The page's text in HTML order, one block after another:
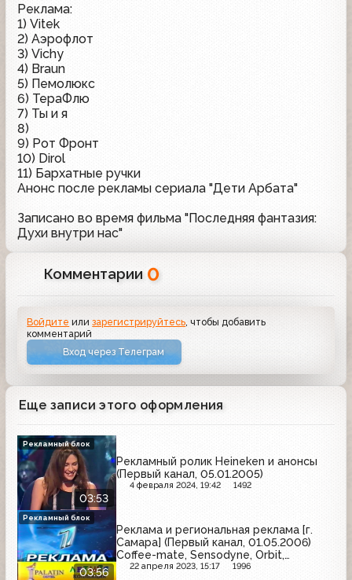
Реклама:
1) Vitek
2) Аэрофлот
3) Vichy
4) Braun
5) Пемолюкс
6) ТераФлю
7) Ты и я
8)
9) Рот Фронт
10) Dirol
11) Бархатные ручки
Анонс после рекламы сериала "Дети Арбата"
Записано во время фильма "Последняя фантазия:
Духи внутри нас"
Комментарии 0
Войдите илизарегистрируйтесь , чтобы добавить
комментарий
Вход через Телеграм
Еще записи этого оформления
03:53
Рекламный ролик Heineken и анонсы
(Первый канал, 05.01.2005)
4 февраля 2024, 19:42 1492
Рекламный блок
03:56
Реклама и региональная реклама [г.
Самара] (Первый канал, 01.05.2006)
Coffee-mate, Sensodyne, Orbit,
Юнистрим, Курорты Краснодарского
22 апреля 2023, 15:17 1996
Рекламный блок